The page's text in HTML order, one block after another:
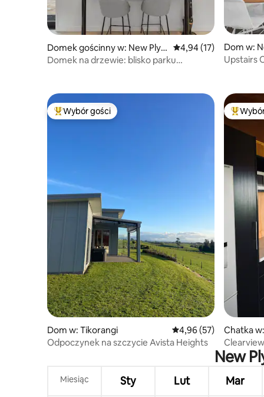
Domek gościnny w: New Ply
mouth
Średnia ocena: 4,94
4,94 (17)
Domek na drzewie: blisko parku
Dom w:
Upstairs
Najpopularniejsze z kategorii Wybór gości
Wybór gości
Dom w: Tikorangi Średnia ocena: 4,96 na
4,96 (57)
Odpoczynek na szczycie Avista Heights
Chatka
New
Miesiąc Sty Lut Mar